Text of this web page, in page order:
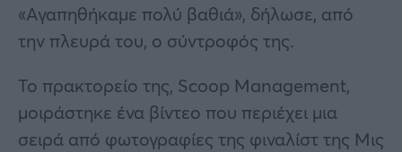
«Αγαπηθήκαμε πολύ βαθιά», δήλωσε, από
την πλευρά του, ο σύντροφός της.
Το πρακτορείο της, Scoop Management,
μοιράστηκε ένα βίντεο που περιέχει μια
σειρά από φωτογραφίες της φιναλίστ της Μις